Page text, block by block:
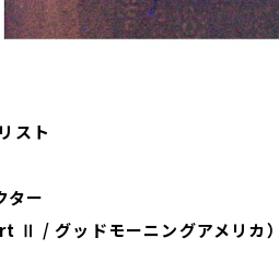
スト
ター
Ⅱ / グッドモーニングアメリカ）